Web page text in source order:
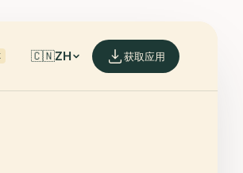
🇨🇳ZH 获取应用